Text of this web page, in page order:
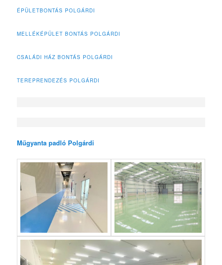
ÉPÜLETBONTÁS POLGÁRDI
MELLÉKÉPÜLET BONTÁS POLGÁRDI
CSALÁDI HÁZ BONTÁS POLGÁRDI
TEREPRENDEZÉS POLGÁRDI
Műgyanta padló Polgárdi